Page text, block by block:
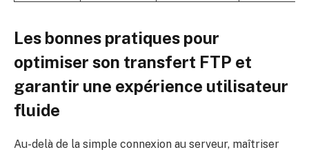
Les bonnes pratiques pour
optimiser son transfert FTP et
garantir une expérience utilisateur
fluide
Au-delà de la simple connexion au serveur, maîtriser